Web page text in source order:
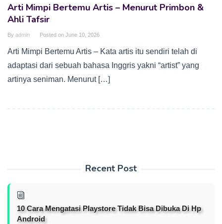
Arti Mimpi Bertemu Artis – Menurut Primbon &
Ahli Tafsir
By admin Posted on June 10, 2026
Arti Mimpi Bertemu Artis – Kata artis itu sendiri telah di
adaptasi dari sebuah bahasa Inggris yakni “artist” yang
artinya seniman. Menurut […]
Recent Post
10 Cara Mengatasi Playstore Tidak Bisa Dibuka Di Hp
Android